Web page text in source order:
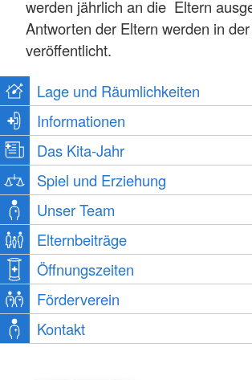
werden jährlich an die Eltern
Antworten der Eltern werden in
veröffentlicht.
Lage und Räumlichkeiten
Informationen
Das Kita-Jahr
Spiel und Erziehung
Unser Team
Elternbeiträge
Öffnungszeiten
Förderverein
Kontakt